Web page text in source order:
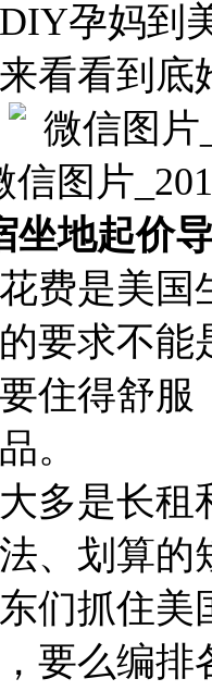
孕妈到
看看到底
地起价导
是美国
要求不能
住得舒
。
是长租
、划算
们抓住美
要么编排